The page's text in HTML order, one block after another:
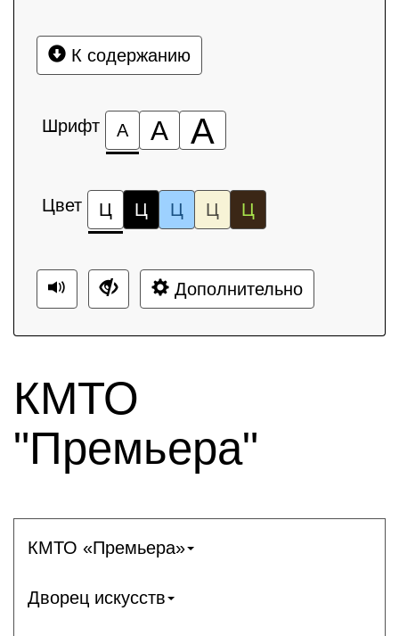
К содержанию
Шрифт А А А
Цвет Ц Ц Ц Ц Ц
Дополнительно
КМТО
"Премьера"
КМТО «Премьера»
Дворец искусств